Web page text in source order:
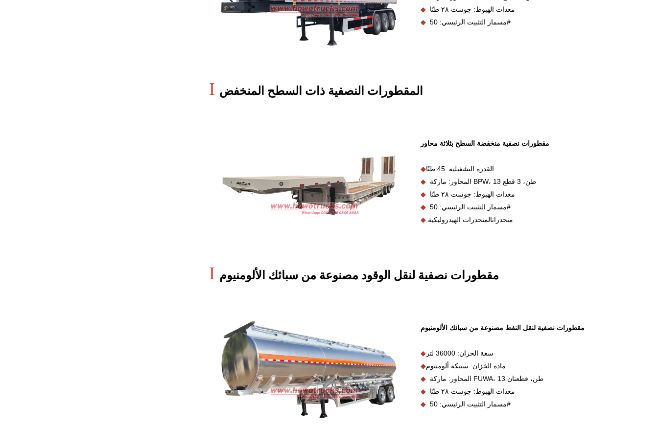
◆
معدات الهبوط: جوست ٢٨ طنًا
◆
مسمار التثبيت الرئيسي: 50#
I المقطورات النصفية ذات السطح المنخفض
مقطورات نصفية منخفضة السطح بثلاثة محاور
◆
القدرة التشغيلية: 45 طنًا
◆
المحاور: ماركة BPW، 13 طن، 3 قطع
◆
معدات الهبوط: جوست ٢٨ طنًا
◆
مسمار التثبيت الرئيسي: 50#
◆
منحدراتالمنحدرات الهيدروليكية
I مقطورات نصفية لنقل الوقود مصنوعة من سبائك الألومنيوم
مقطورات نصفية لنقل النفط مصنوعة من سبائك الألومنيوم
◆
سعة الخزان: 36000 لتر
◆مادة الخزان: سبيكة ألومنيوم
◆
المحاور: ماركة FUWA، 13 طن، قطعتان
◆
معدات الهبوط: جوست ٢٨ طنًا
◆
مسمار التثبيت الرئيسي: 50#